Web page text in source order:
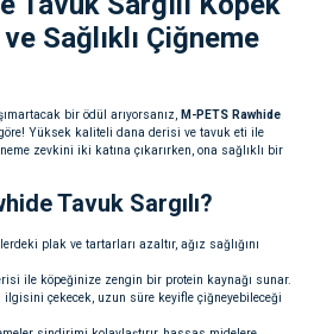
Sağlıklı Çiğneme
bir ödül arıyorsanız,
M-PETS Rawhide
Yüksek kaliteli dana derisi ve tavuk eti ile
zevkini iki katına çıkarırken, ona sağlıklı bir
Tavuk Sargılı?
plak ve tartarları azaltır, ağız sağlığını
ile köpeğinize zengin bir protein kaynağı sunar.
ilgisini çekecek, uzun süre keyifle çiğneyebileceği